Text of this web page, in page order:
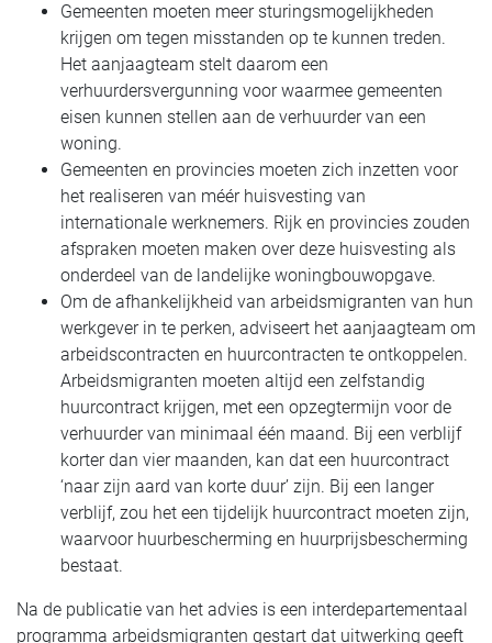
Gemeenten moeten meer sturingsmogelijkheden
krijgen om tegen misstanden op te kunnen treden.
Het aanjaagteam stelt daarom een
verhuurdersvergunning voor waarmee gemeenten
eisen kunnen stellen aan de verhuurder van een
woning.
Gemeenten en provincies moeten zich inzetten voor
het realiseren van méér huisvesting van
internationale werknemers. Rijk en provincies zouden
afspraken moeten maken over deze huisvesting als
onderdeel van de landelijke woningbouwopgave.
Om de afhankelijkheid van arbeidsmigranten van hun
werkgever in te perken, adviseert het aanjaagteam om
arbeidscontracten en huurcontracten te ontkoppelen.
Arbeidsmigranten moeten altijd een zelfstandig
huurcontract krijgen, met een opzegtermijn voor de
verhuurder van minimaal één maand. Bij een verblijf
korter dan vier maanden, kan dat een huurcontract
‘naar zijn aard van korte duur’ zijn. Bij een langer
verblijf, zou het een tijdelijk huurcontract moeten zijn,
waarvoor huurbescherming en huurprijsbescherming
bestaat.
Na de publicatie van het advies is een interdepartementaal
programma arbeidsmigranten gestart dat uitwerking geeft